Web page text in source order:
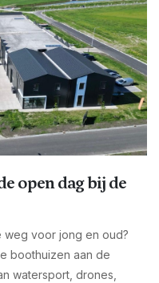
open dag bij de
weg voor jong en oud?
boothuizen aan de
watersport, drones,